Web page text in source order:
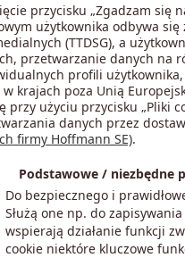
a następnie wybierz
o numerze 5668028 lub
długość maksymalną 6.